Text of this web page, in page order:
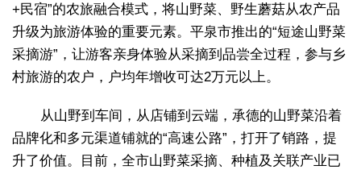
+民宿”的农旅融合模式，将山野菜、野生蘑菇从农产品
升级为旅游体验的重要元素。平泉市推出的“短途山野菜
采摘游”，让游客亲身体验从采摘到品尝全过程，参与乡
村旅游的农户，户均年增收可达2万元以上。
从山野到车间，从店铺到云端，承德的山野菜沿着
品牌化和多元渠道铺就的“高速公路”，打开了销路，提
升了价值。目前，全市山野菜采摘、种植及关联产业已